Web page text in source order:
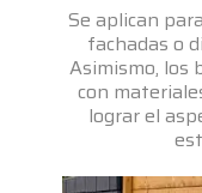
Se aplican
fachadas o
Asimismo, los
con
lograr el